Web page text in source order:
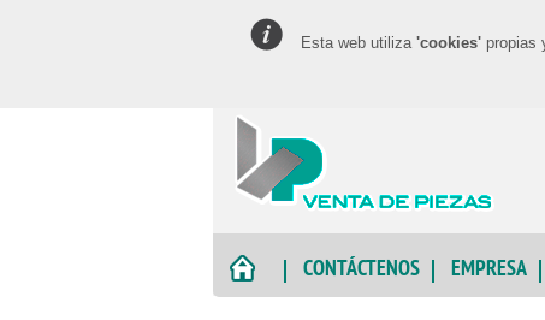
Esta web utiliza 'cookies' propias
CONTÁCTENOS EMPRESA